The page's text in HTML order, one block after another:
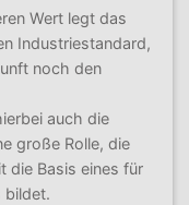
Wert legt das
Industriestandard,
noch den
auch die
große Rolle, die
die Basis eines für
bildet.